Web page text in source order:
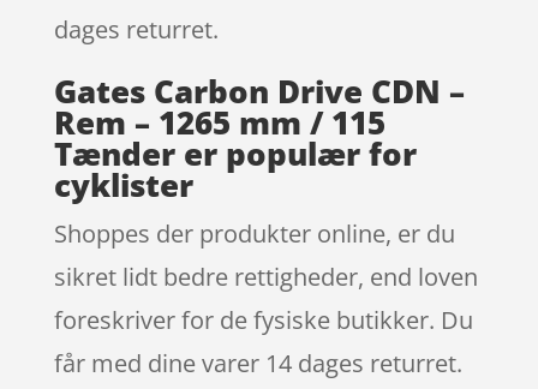
dages returret.
Gates Carbon Drive CDN –
Rem – 1265 mm / 115
Tænder er populær for
cyklister
Shoppes der produkter online, er du
sikret lidt bedre rettigheder, end loven
foreskriver for de fysiske butikker. Du
får med dine varer 14 dages returret.